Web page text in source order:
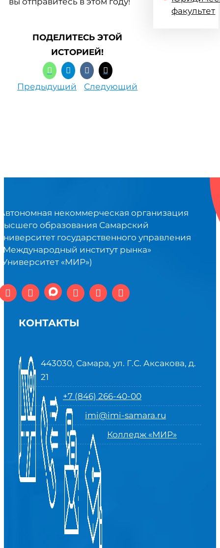
ПОДЕЛИТЕСЬ ЭТОЙ
ИСТОРИЕЙ!
Предыдущий Следующий
факультет
некоммерческая организация
образования Самарский
государственного управления
институт рынка»
«МИР»)
КОНТАКТЫ
443030, Самара, ул. Г.С. Аксакова, д.
21
+7 (846) 266-40-00
imi@imi-samara.ru
Колледж «МИР»